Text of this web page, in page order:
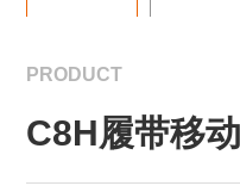
PRODUCT
C8H履带移